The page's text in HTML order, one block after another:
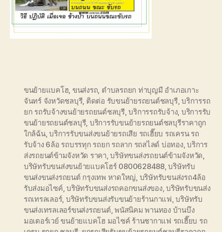
ขนย้ายแบคโฮ, ขนส่งรถ, ตำบลรถยก ท่าบุญมี อำเภอเกาะ
จันทร์ จังหวัดชลบุรี, ติดต่อ รับขนย้ายรถยนต์ชลบุรี,บริการรถ
ยก รถรับจ้างขนย้ายรถยนต์ชลบุรี,บริการรถรับจ้าง, บริการรับ
ขนย้ายรถยนต์ชลบุรี, บริการรับขนย้ายรถยนต์ชลบุรีราคาถูก
ใกล้ฉ้น,บริการรับขนส่งขนย้ายรถเสีย รถเฮี๊ยบ รถเครน รถ
รับจ้าง 6ล้อ รถบรรทุก รถยก รถลาก รถสไลด์ บ่อทอง,บริการ
ส่งรถยนต์ข้ามจังหวัด ราคา,บริษัทขนส่งรถยนต์ข้ามจังหวัด,
บริษัทรับขนส่งขนย้ายแบคโฮร์ 0800628488,บริษัทรับ
ขนส่งขนส่งรถยนต์ กรุงเทพ หาดใหญ่, บริษัทรับขนส่งรถ4ล้อ
รับส่งมอไซค์,บริษัทรับขนส่งรถคอกขนส่งของ,บริษัทรับขนส่ง
รถเทรลเลอร์, บริษัทรับขนส่งรับขนย้ายร้านกาแฟ,บริษัทรับ
ขนส่งเทรลเลอร์ขนส่งรถยนต์,พนัสนิคม พานทอง บ้านบึง
มอเตอร์เวย์ ขนย้ายแบคโฮ มอไซค์ ร้านชากาแฟ รถเฮี๊ยบ รถ